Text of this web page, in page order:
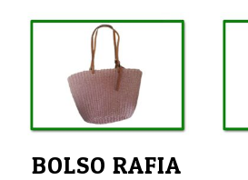
BOLSO RAFIA